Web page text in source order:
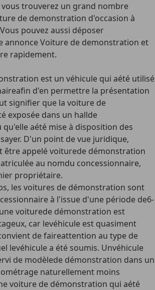
vous trouverez un grand nombre
de demonstration d'occasion à
pouvez aussi déposer
annonce Voiture de demonstration et
rapidement.
est un véhicule qui aété utilisé
d'en permettre la présentation
signifier que la voiture de
exposée dans un hallde
aété mise à disposition des
D'un point de vue juridique,
être appelé voiturede démonstration
au nomdu concessionnaire,
propriétaire.
les voitures de démonstration sont
à l'issue d'une période de6-
voiturede démonstration est
car levéhicule est quasiment
de faireattention au type de
levéhicule a été soumis. Unvéhicule
de modèlede démonstration dans un
naturellement moins
voiture de démonstration qui aété